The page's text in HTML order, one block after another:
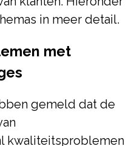
in meer detail.
met
gemeld dat de
kwaliteitsproblemen